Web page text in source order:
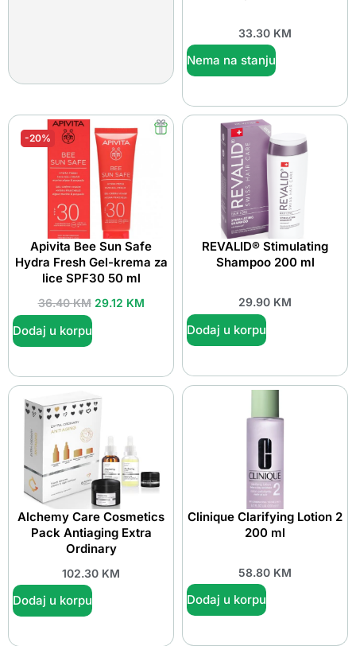
33.30 KM
Nema na stanju
-20%
Apivita Bee Sun Safe
Hydra Fresh Gel-krema za
lice SPF30 50 ml
36.40KM 29.12 KM
Dodaj u korpu
REVALID® Stimulating
Shampoo 200 ml
29.90 KM
Dodaj u korpu
Alchemy Care Cosmetics
Pack Antiaging Extra
Ordinary
102.30 KM
Dodaj u korpu
Clinique Clarifying Lotion 2
200 ml
58.80 KM
Dodaj u korpu